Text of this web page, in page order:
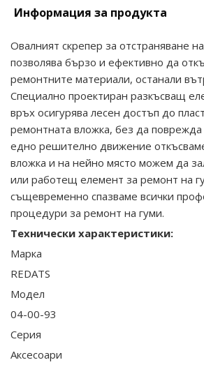
Информация за продукта
Овалният скрепер за отстраняване
позволява бързо и ефективно да
ремонтните материали, останали
Специално проектиран разкъсващ
връх осигурява лесен достъп до
ремонтната вложка, без да поврежда
едно решително движение
вложка и на нейно място можем да
или работещ елемент за ремонт на
същевременно спазваме всички
процедури за ремонт на гуми.
Технически характеристики:
Марка
REDATS
Модел
04-00-93
Серия
Аксесоари